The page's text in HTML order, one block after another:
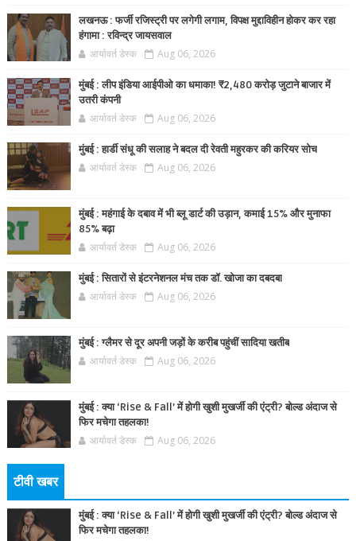
लखनऊ : फर्जी रजिस्ट्री पर लगेगी लगाम, विपक्ष मुद्दाविहीन होकर कर रहा
हंगामा : रविन्द्र जायसवाल
आर्यावर्त डेस्क Aug 06, 2026
मुंबई : लीप इंडिया आईपीओ का धमाका! ₹2,480 करोड़ जुटाने बाजार में
उतरी कंपनी
आर्यावर्त डेस्क Aug 06, 2026
मुंबई : हार्डी संधू की सलाह ने बदल दी रेवती महुरकर की करियर सोच
आर्यावर्त डेस्क Aug 06, 2026
मुंबई : महंगाई के दबाव में भी ब्लू डार्ट की उड़ान, कमाई 15% और मुनाफा
85% बढ़ा
आर्यावर्त डेस्क Aug 06, 2026
मुंबई : सितारों से इंटरनेशनल मंच तक डॉ. खोजा का दबदबा
आर्यावर्त डेस्क Aug 06, 2026
मुंबई : ग्लैमर से दूर अपनी जड़ों के करीब पहुंचीं सादिया खतीब
आर्यावर्त डेस्क Aug 06, 2026
मुंबई : क्या ‘Rise & Fall’ में होगी खुशी मुखर्जी की एंट्री? बोल्ड अंदाज से
फिर मचेगा तहलका!
आर्यावर्त डेस्क Aug 06, 2026
टीवी खबर
मुंबई : क्या ‘Rise & Fall’ में होगी खुशी मुखर्जी की एंट्री? बोल्ड अंदाज से
फिर मचेगा तहलका!